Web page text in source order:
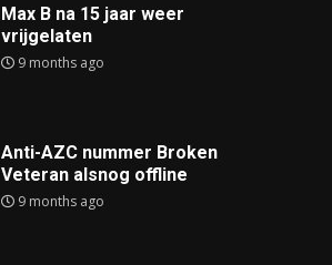
Max B na 15 jaar weer
vrijgelaten
9 months ago
Anti-AZC nummer Broken
Veteran alsnog offline
9 months ago